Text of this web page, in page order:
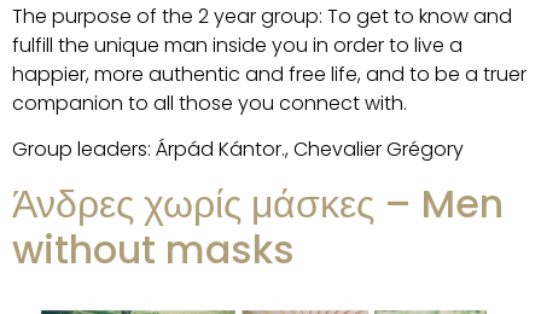
The purpose of the 2 year group: To get to know and
fulfill the unique man inside you in order to live a
happier, more authentic and free life, and to be a truer
companion to all those you connect with.
Group leaders: Árpád Kántor., Chevalier Grégory
Άνδρες χωρίς μάσκες – Men
without masks